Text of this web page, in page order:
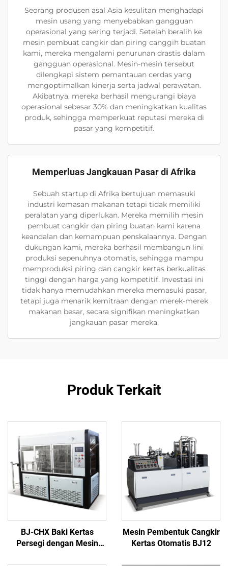
Seorang produsen asal Asia kesulitan menghadapi
mesin usang yang menyebabkan gangguan
operasional yang sering terjadi. Setelah beralih ke
mesin pembuat cangkir dan piring canggih buatan
kami, mereka mengalami penurunan drastis dalam
gangguan operasional. Mesin-mesin tersebut
dilengkapi sistem pemantauan cerdas yang
mengoptimalkan kinerja serta jadwal perawatan.
Akibatnya, mereka berhasil mengurangi biaya
operasional sebesar 30% dan meningkatkan kualitas
produk, sehingga memperkuat reputasi mereka di
pasar yang kompetitif.
Memperluas Jangkauan Pasar di Afrika
Sebuah startup di Afrika bertujuan memasuki
industri kemasan makanan tetapi tidak memiliki
peralatan yang diperlukan. Mereka memilih mesin
pembuat cangkir dan piring buatan kami karena
keandalan dan kemampuan penskalaannya. Dengan
dukungan kami, mereka berhasil membangun lini
produksi sepenuhnya otomatis, sehingga mampu
memproduksi piring dan cangkir kertas berkualitas
tinggi dengan harga yang kompetitif. Investasi ini
tidak hanya memudahkan mereka memasuki pasar,
tetapi juga menarik kemitraan dengan merek-merek
makanan besar, secara signifikan meningkatkan
jangkauan pasar mereka.
Produk Terkait
BJ-CHX Baki Kertas
Persegi dengan Mesin
Mesin Pembentuk Cangkir
Kertas Otomatis BJ12